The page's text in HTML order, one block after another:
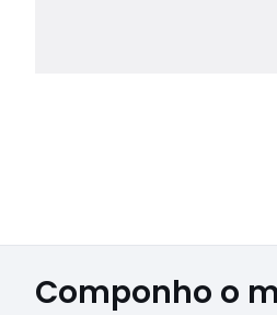
Componho o